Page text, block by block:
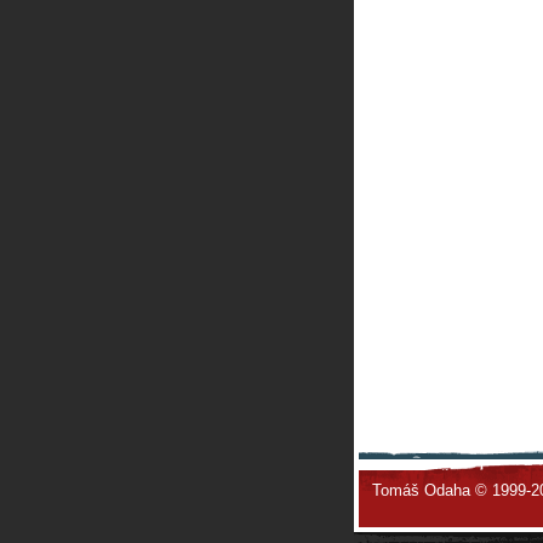
Tomáš Odaha © 1999-